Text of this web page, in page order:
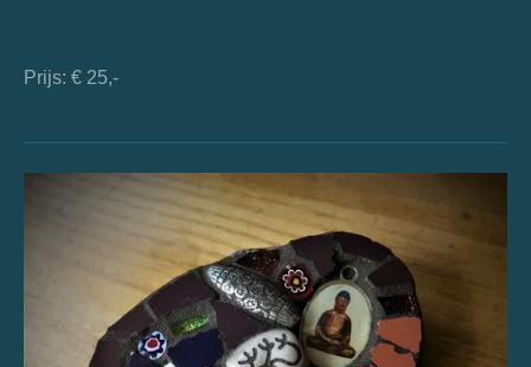
Prijs: € 25,-